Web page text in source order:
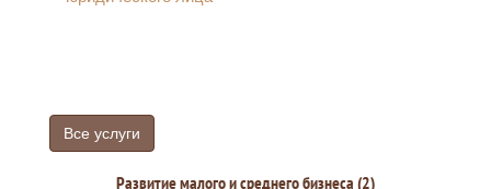
Все услуги
Развитие малого и среднего бизнеса (2)